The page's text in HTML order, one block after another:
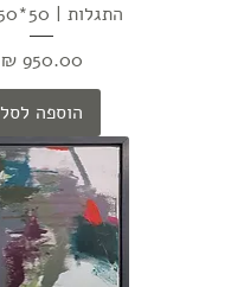
התגלות | 50*50 ס"מ
מחיר
הוספה לסל